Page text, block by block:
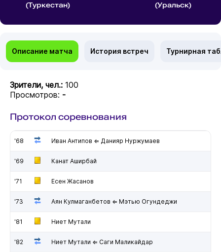
(Туркестан)
(Уральск)
Описание матча История встреч Турнирная
Зрители, чел.: 100
Просмотров: -
Протокол соревнования
'68 Иван Антипов ⇐ Данияр Нуржумаев
'69 Канат Аширбай
'71 Есен Жасанов
'73 Аян Кулмаганбетов ⇐ Мэтью Огундеджи
'81 Ниет Мутали
'82 Ниет Мутали ⇐ Саги Маликайдар